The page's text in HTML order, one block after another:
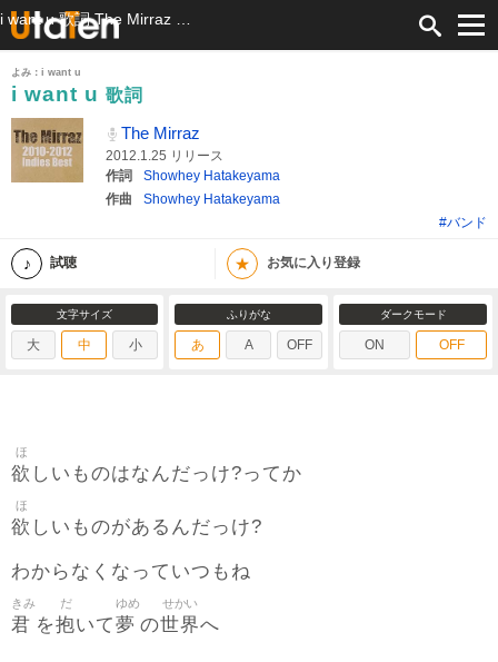
よみ：i want u
i want u 歌詞
The Mirraz
2012.1.25 リリース
作詞
Showhey Hatakeyama
作曲
Showhey Hatakeyama
#バンド
試聴 ★ お気に入り登録
文字サイズ
大 中 小
ふりがな
あ A OFF
ダークモード
ON OFF
欲
ほ
しいものはなんだっけ?ってか
欲
ほ
しいものがあるんだっけ?
わからなくなっていつもね
君
きみ
を抱
だ
いて夢
ゆめ
の世界
せかい
へ